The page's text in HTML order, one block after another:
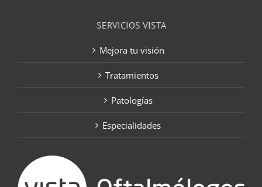
SERVICIOS VISTA
Mejora tu visión
Tratamientos
Patologías
Especialidades